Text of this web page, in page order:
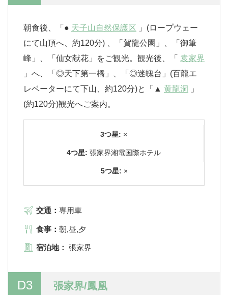
朝食後、「● 天子山自然保護区 」(ロープウェー
にて山頂へ、約120分) 、「賀龍公園」、「御筆
峰」、「仙女献花」をご観光。観光後、「 袁家界
」へ、「◎天下第一橋」、「◎迷魄台」(百龍エ
レベーターにて下山、約120分)と「▲ 黄龍洞
」
(約120分)観光へご案内。
3つ星: ×
4つ星: 張家界湘電国際ホテル
5つ星: ×
交通： 専用車
食事： 朝,昼,夕
宿泊地： 張家界
D3 張家界/鳳凰